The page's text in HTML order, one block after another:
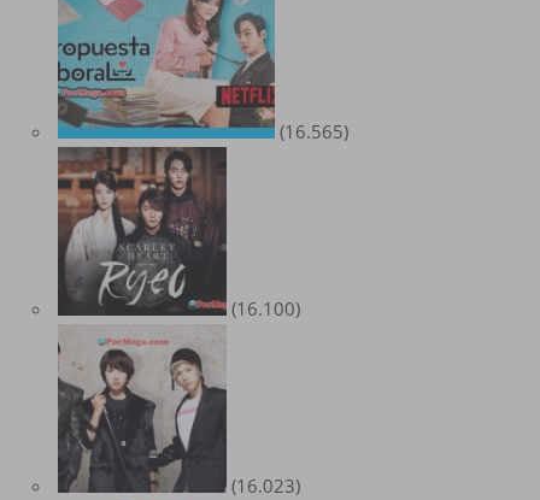
(16.565)
(16.100)
(16.023)